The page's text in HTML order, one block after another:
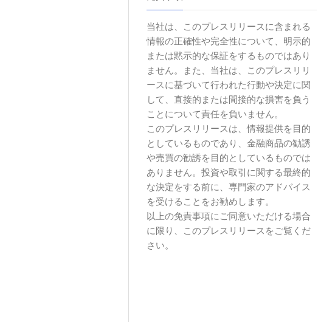
当社は、このプレスリリースに含まれる
情報の正確性や完全性について、明示的
または黙示的な保証をするものではあり
ません。また、当社は、このプレスリリ
ースに基づいて行われた行動や決定に関
して、直接的または間接的な損害を負う
ことについて責任を負いません。
このプレスリリースは、情報提供を目的
としているものであり、金融商品の勧誘
や売買の勧誘を目的としているものでは
ありません。投資や取引に関する最終的
な決定をする前に、専門家のアドバイス
を受けることをお勧めします。
以上の免責事項にご同意いただける場合
に限り、このプレスリリースをご覧くだ
さい。